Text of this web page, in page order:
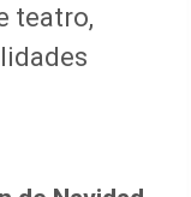
teatro,